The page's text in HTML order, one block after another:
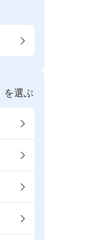
を選ぶ